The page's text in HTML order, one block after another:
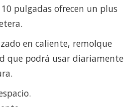
pulgadas ofrecen un plus
en caliente, remolque
que podrá usar diariamente